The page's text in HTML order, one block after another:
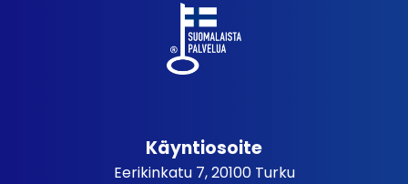
Käyntiosoite
Eerikinkatu 7, 20100 Turku